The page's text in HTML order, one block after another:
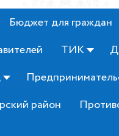
Бюджет для граждан
ТИК
район